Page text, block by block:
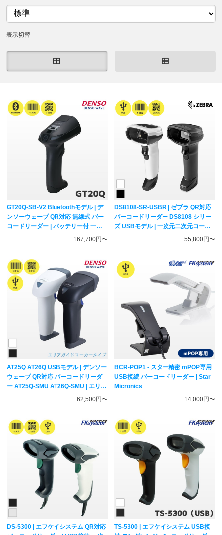
表示切替
GT20Q-SB-V2 Bluetoothモデル | デ
ンソーウェーブ QR対応 無線式 バー
コードリーダー | バッテリー付 一次
元二次元コード対応 ハンディスキャ
167,700円〜
DS8108-SR-USBR | ゼブラ QR対応
バーコードリーダー DS8108 シリー
ズ USBモデル | 一次元二次元コード
対応 ハンディスキャナー ZEBRA
55,800円〜
AT25Q AT26Q USBモデル | デンソー
ウェーブ QR対応 バーコードリーダ
ー AT25Q-SMU AT26Q-SMU | エリア
62,500円〜
BCR-POP1 - スター精密 mPOP専用
USB接続 バーコードリーダー | Star
Micronics
14,000円〜
DS-5300 | エフケイシステム QR対応
TS-5300 | エフケイシステム USB接